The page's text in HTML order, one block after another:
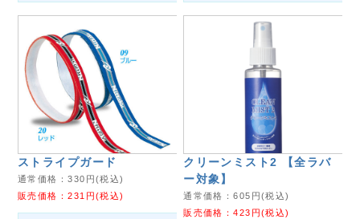
ストライプガード
通常価格：330 円(税込)
販売価格：231 円(税込)
クリーンミスト2 【全ラバ
ー対象】
通常価格：605 円(税込)
販売価格：423 円(税込)